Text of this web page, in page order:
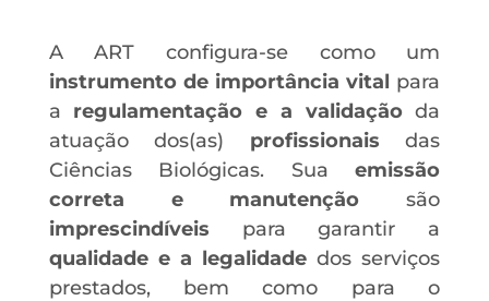
A ART configura-se como um
instrumento de importância vital para
a regulamentação e a validaçãoda
atuação dos(as) profissionais das
Ciências Biológicas. Suaemissão
correta e manutenção são
imprescindíveis para garantir a
qualidade e a legalidade dos serviços
prestados, bem como para o